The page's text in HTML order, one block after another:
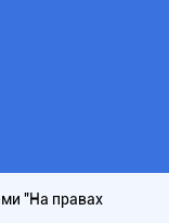
"На правах